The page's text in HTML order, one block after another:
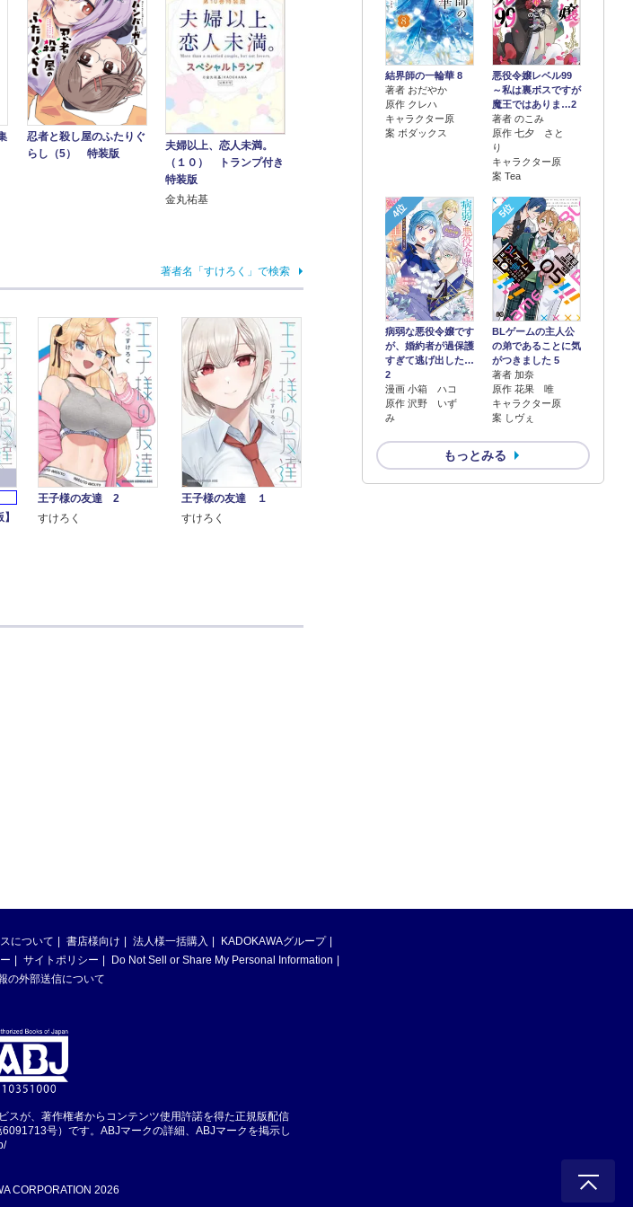
結界師の一輪華 8
著者 おだやか
原作 クレハ
キャラクター原
案 ボダックス
悪役令嬢レベル99
～私は裏ボスですが
魔王ではありま…2
著者 のこみ
原作 七夕 さと
り
キャラクター原
案 Tea
4位
病弱な悪役令嬢です
が、婚約者が過保護
すぎて逃げ出した…
2
漫画 小箱 ハコ
原作 沢野 いず
み
5位
BLゲームの主人公
の弟であることに気
がつきました 5
著者 加奈
原作 花果 唯
キャラクター原
案 しヴぇ
もっとみる
忍者と殺し屋のふたりぐ
らし（5） 特装版
夫婦以上、恋人未満。
（１０） トランプ付き
特装版
金丸祐基
著者名「すけろく」で検索
王子様の友達 2
すけろく
王子様の友達 １
すけろく
について 書店様向け 法人様一括購入
KADOKAWAグループ
サイトポリシー
Do Not Sell or Share My Personal Information
の外部送信について
スが、著作権者からコンテンツ使用許諾を得た正規版配信
号）です。ABJマークの詳細、ABJマークを掲示し
CORPORATION 2026